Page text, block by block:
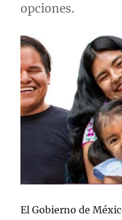
opciones.
El Gobierno de